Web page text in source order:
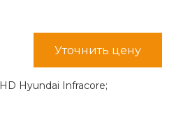
Уточнить цену
HD Hyundai Infracore;